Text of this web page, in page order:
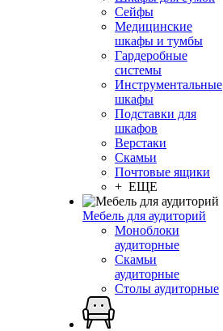
Сейфы
Медицинские
шкафы и тумбы
Гардеробные
системы
Инструментальные
шкафы
Подставки для
шкафов
Верстаки
Скамьи
Почтовые ящики
+ ЕЩЕ
Мебель для аудиторий
Моноблоки
аудиторные
Скамьи
аудиторные
Столы аудиторные